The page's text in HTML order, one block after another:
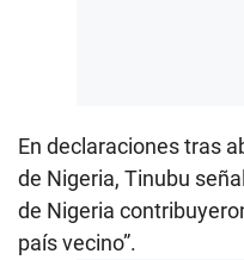
En declaraciones tras
de Nigeria, Tinubu
de Nigeria
país vecino”.